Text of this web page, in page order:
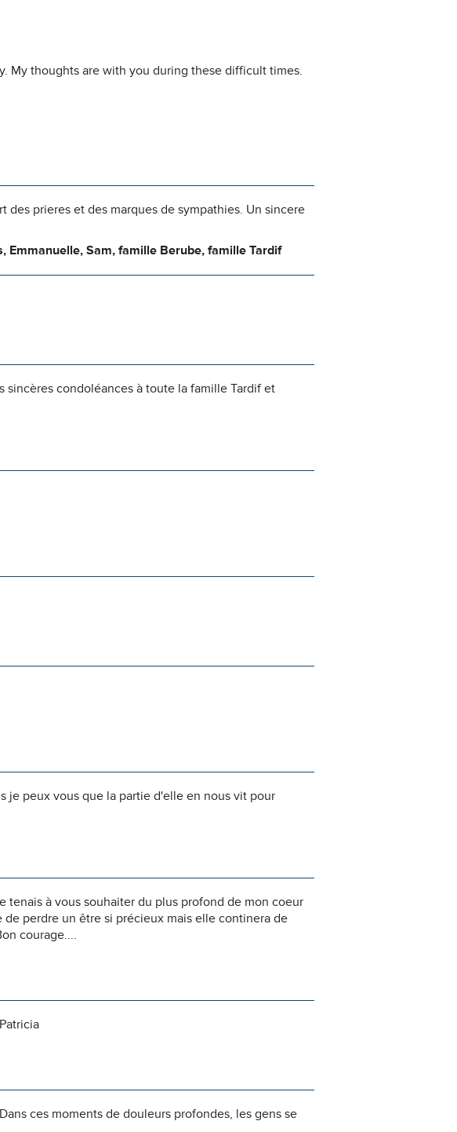
My thoughts are with you during these difficult times.
prieres et des marques de sympathies. Un sincere
Emmanuelle, Sam, famille Berube, famille Tardif
sincères condoléances à toute la famille Tardif et
je peux vous que la partie d'elle en nous vit pour
tenais à vous souhaiter du plus profond de mon coeur
perdre un être si précieux mais elle continera de
courage....
ces moments de douleurs profondes, les gens se